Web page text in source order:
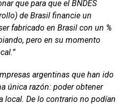
que para que el BNDES
de Brasil financie un
fabricado en Brasil con un %
pero en su momento
argentinas que han ido
única razón: poder obtener
local. De lo contrario no podían